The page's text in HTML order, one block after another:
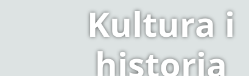
Kultura i
historia